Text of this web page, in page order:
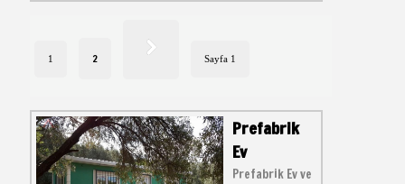
1 2 Sayfa 1
Prefabrik
Ev
Prefabrik Ev ve